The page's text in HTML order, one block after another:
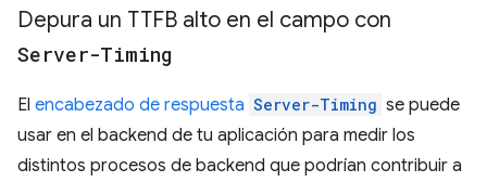
Depura un TTFB alto en el campo con
Server-Timing
El encabezado de respuesta Server-Timing se puede
usar en el backend de tu aplicación para medir los
distintos procesos de backend que podrían contribuir a